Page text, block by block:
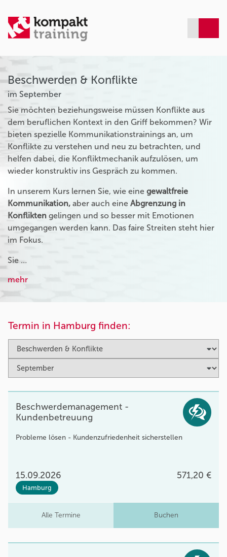
Beschwerden & Konflikte
im September
Sie möchten beziehungsweise müssen Konflikte aus
dem beruflichen Kontext in den Griff bekommen? Wir
bieten spezielle Kommunikationstrainings an, um
Konflikte zu verstehen und neu zu betrachten, und
helfen dabei, die Konfliktmechanik aufzulösen, um
wieder konstruktiv ins Gespräch zu kommen.
In unserem Kurs lernen Sie, wie eine gewaltfreie
Kommunikation, aber auch eine Abgrenzung in
Konflikten gelingen und so besser mit Emotionen
umgegangen werden kann. Das faire Streiten steht hier
im Fokus.
Sie …
mehr
Termin in Hamburg finden:
Beschwerdemanagement -
Kundenbetreuung
Probleme lösen - Kundenzufriedenheit sicherstellen
15.09.2026 571,20 €
Hamburg
Alle Termine Buchen